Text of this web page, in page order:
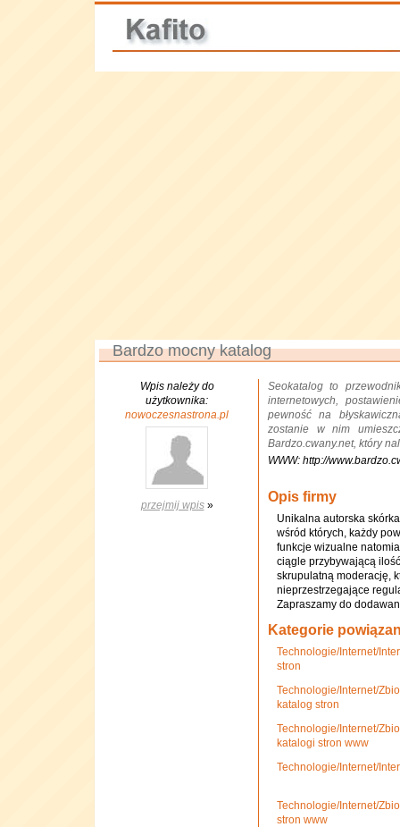
Bardzo mocny katalog
Wpis należy do
użytkownika:
nowoczesnastrona.pl
przejmij wpis»
Seokatalog to
internetowych,
pewność na
zostanie w nim
Bardzo.cwany.net, który
WWW: http://
Opis firmy
Unikalna autorska
wśród których, każdy
funkcje wizualne
ciągle przybywającą
skrupulatną moderację,
nieprzestrzegające
Zapraszamy do
Kategorie
Technologie/Internet/
stron
Technologie/Internet/
katalog stron
Technologie/Internet/
katalogi stron www
Technologie/Internet/
Technologie/Internet/
stron www